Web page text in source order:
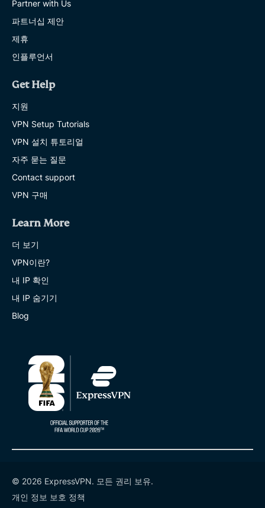
Partner with Us
파트너십 제안
제휴
인플루언서
Get Help
지원
VPN Setup Tutorials
VPN 설치 튜토리얼
자주 묻는 질문
Contact support
VPN 구매
Learn More
더 보기
VPN이란?
내 IP 확인
내 IP 숨기기
Blog
© 2026 ExpressVPN. 모든 권리 보유.
개인 정보 보호 정책